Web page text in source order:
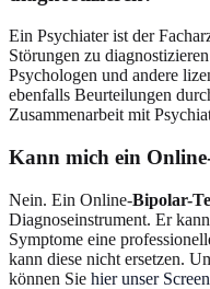
Ein Psychiater ist der
Störungen zu
Psychologen und andere
ebenfalls Beurteilungen
Zusammenarbeit mit
Kann mich ein
Nein. Ein Online-Bipolar-
Diagnoseinstrument. Er
Symptome eine
kann diese nicht ersetzen.
können Sie hier unser